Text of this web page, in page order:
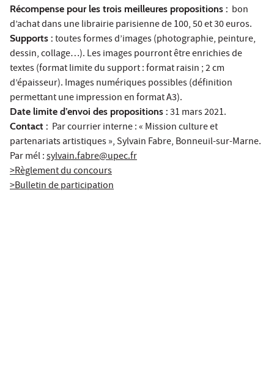
Récompense pour les trois meilleures propositions : bon
d’achat dans une librairie parisienne de 100, 50 et 30 euros.
Supports : toutes formes d’images (photographie, peinture,
dessin, collage…). Les images pourront être enrichies de
textes (format limite du support : format raisin ; 2 cm
d’épaisseur). Images numériques possibles (définition
permettant une impression en format A3).
Date limite d’envoi des propositions : 31 mars 2021.
Contact : Par courrier interne : « Mission culture et
partenariats artistiques », Sylvain Fabre, Bonneuil-sur-Marne.
Par mél :sylvain.fabre@upec.fr
>Règlement du concours
>Bulletin de participation